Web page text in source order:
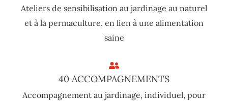
Ateliers de sensibilisation au jardinage au naturel
et à la permaculture, en lien à une alimentation
saine
40 ACCOMPAGNEMENTS
Accompagnement au jardinage, individuel, pour